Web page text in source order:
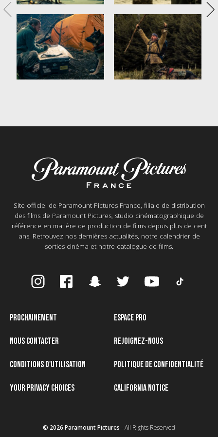
Site officiel de Paramount Pictures France, filiale de distribution
des films de Paramount Pictures, studio cinématographique de
référence en matière de production de films depuis plus de cent
ans. Retrouvez nos dernières actualités, notre calendrier de
sorties cinéma et notre catalogue de films.
PROCHAINEMENT ESPACE PRO
NOUS CONTACTER REJOIGNEZ-NOUS
CONDITIONS D'UTILISATION POLITIQUE DE CONFIDENTIALITÉ
YOUR PRIVACY CHOICES CALIFORNIA NOTICE
© 2026 Paramount Pictures - All Rights Reserved